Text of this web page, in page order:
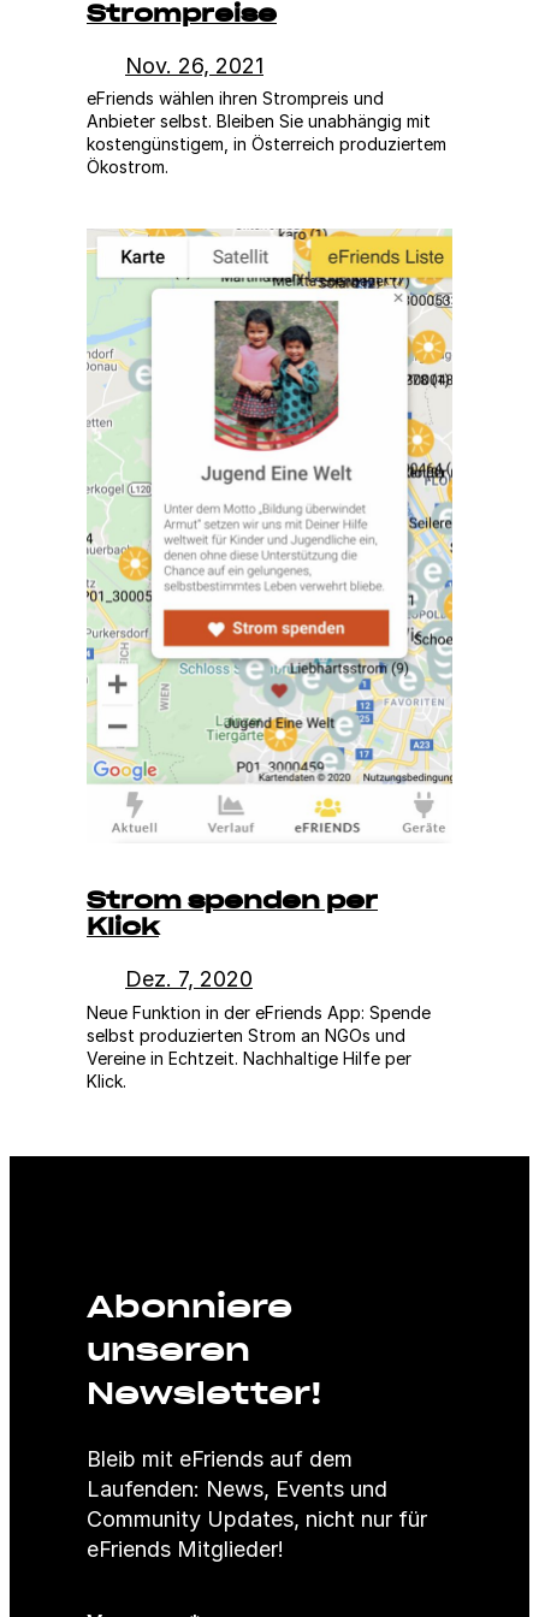
Strompreise
Nov. 26, 2021
eFriends wählen ihren Strompreis und
Anbieter selbst. Bleiben Sie unabhängig mit
kostengünstigem, in Österreich produziertem
Ökostrom.
Strom spenden per
Klick
Dez. 7, 2020
Neue Funktion in der eFriends App: Spende
selbst produzierten Strom an NGOs und
Vereine in Echtzeit. Nachhaltige Hilfe per
Klick.
Abonniere
unseren
Newsletter!
Bleib mit eFriends auf dem
Laufenden: News, Events und
Community Updates, nicht nur für
eFriends Mitglieder!